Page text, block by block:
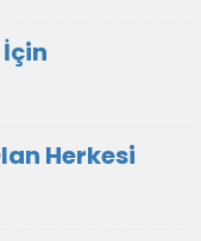
Herkesi